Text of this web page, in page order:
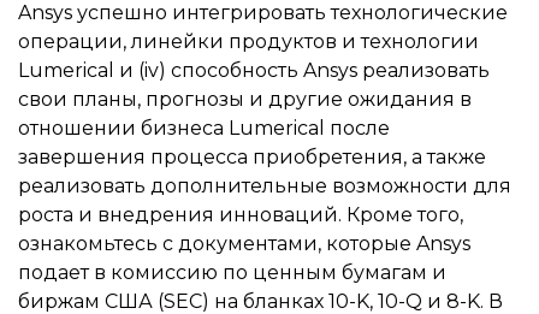
Ansys успешно интегрировать технологические
операции, линейки продуктов и технологии
Lumerical и (iv) способность Ansys реализовать
свои планы, прогнозы и другие ожидания в
отношении бизнеса Lumerical после
завершения процесса приобретения, а также
реализовать дополнительные возможности для
роста и внедрения инноваций. Кроме того,
ознакомьтесь с документами, которые Ansys
подает в комиссию по ценным бумагам и
биржам США (SEC) на бланках 10-K, 10-Q и 8-K. В